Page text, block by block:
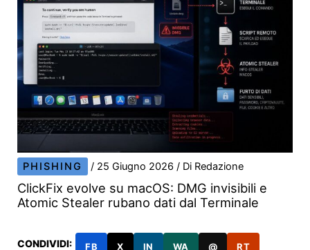
PHISHING / 25 Giugno 2026/ Di Redazione
ClickFix evolve su macOS: DMG invisibili e
Atomic Stealer rubano dati dal Terminale
CONDIVIDI: FB X IN WA @ RT